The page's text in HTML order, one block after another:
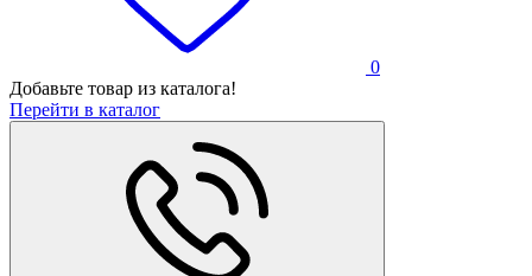
0
Добавьте товар из каталога!
Перейти в каталог